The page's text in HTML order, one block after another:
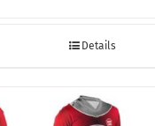
Details